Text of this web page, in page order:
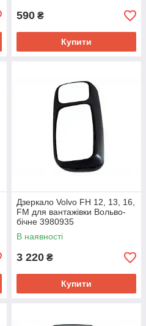
590 ₴
Купити
Дзеркало Volvo FH 12, 13, 16,
FM для вантажівки Вольво-
бічне 3980935
В наявності
3 220 ₴
Купити